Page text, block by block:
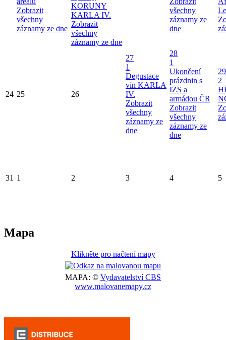
Zobrazit
všechny
záznamy ze dne
KORUNY
KARLA IV.
Zobrazit
všechny
záznamy ze dne
všechny
záznamy ze
dne
24 25 26
27
1
Degustace
vín KARLA
IV.
Zobrazit
všechny
záznamy ze
dne
28
1
Ukončení
prázdnin s
IZS a
armádou ČR
Zobrazit
všechny
záznamy ze
dne
29
2
31 1 2 3 4 5
Mapa
Klikněte pro načtení mapy
MAPA: © Vydavatelství CBS
www.malovanemapy.cz